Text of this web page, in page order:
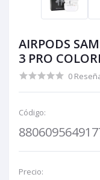
AIRPODS
3 PRO
0
Código:
Precio: